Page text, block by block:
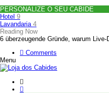
PERSONALIZE O SEU CABIDE
Hotel 9
Lavandaria 4
Reading Now
6 überzeugende Gründe, warum
Comments
Menu